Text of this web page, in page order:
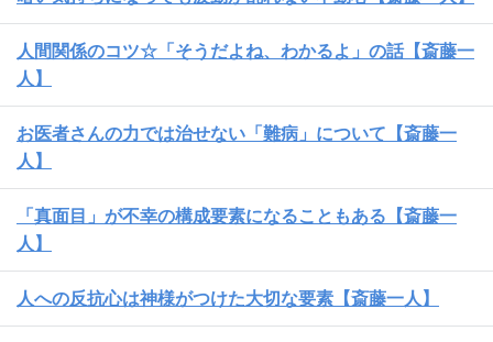
人間関係のコツ☆「そうだよね、わかるよ」の話【斎藤一
人】
お医者さんの力では治せない「難病」について【斎藤一
人】
「真面目」が不幸の構成要素になることもある【斎藤一
人】
人への反抗心は神様がつけた大切な要素【斎藤一人】